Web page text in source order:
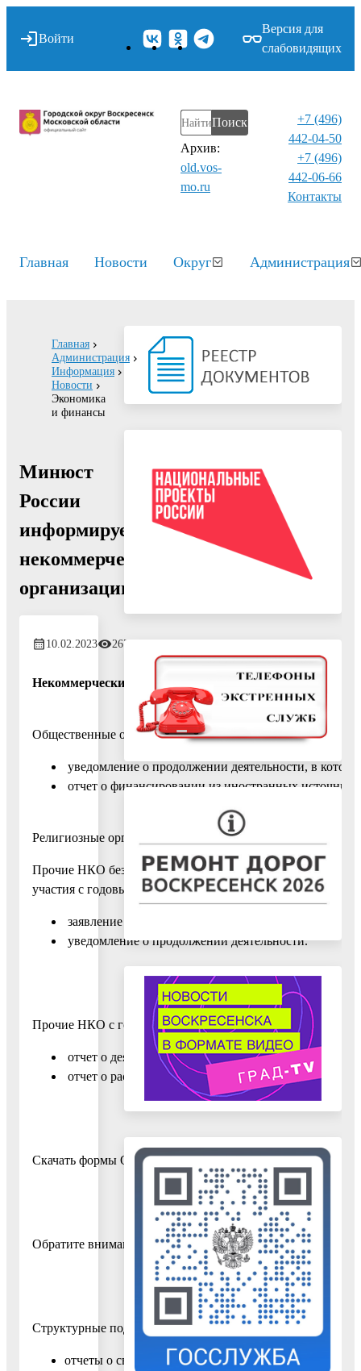
Войти
Версия для
слабовидящих
Поиск
Архив:
old.vos-
mo.ru
+7 (496)
442-04-50
+7 (496)
442-06-66
Контакты⁠
Главная Новости Округ Администрация
Главная
Администрация
Информация
Новости
Экономика
и финансы
Минюст
России
информирует
некоммерческие
организации
10.02.2023 2676
Некоммерческие организации обязаны представлять
Общественные объединения сдают в Минюст России (его
уведомление о продолжении деятельности, в
отчет о финансировании из иностранных
Религиозные организации представляют в Минюст
Прочие НКО без иностранного
участия с годовым доходом менее трех миллионов
заявление об отсутствии иностранного
уведомление о продолжении деятельности.
Прочие НКО с годовым доходом более трех миллионов
отчет о деятельности и составе руководящих
отчет о расходах по форме ОН0002.
Скачать формы ОН0001 и ОН0002 можно напортале
Обратите внимание: отчеты по формам ОН0001, ОН0002
Структурные подразделения иностранных
отчеты о своей деятельности;